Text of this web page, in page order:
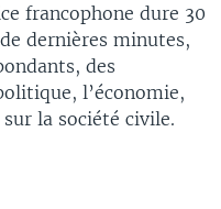
francophone dure 30
dernières minutes,
des
l’économie,
la société civile.